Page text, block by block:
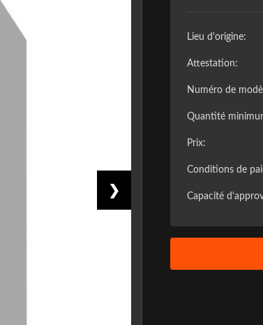
❯
Lieu d'origine:
Attestation:
Numéro de
Quantité
Prix:
Conditions de
Capacité